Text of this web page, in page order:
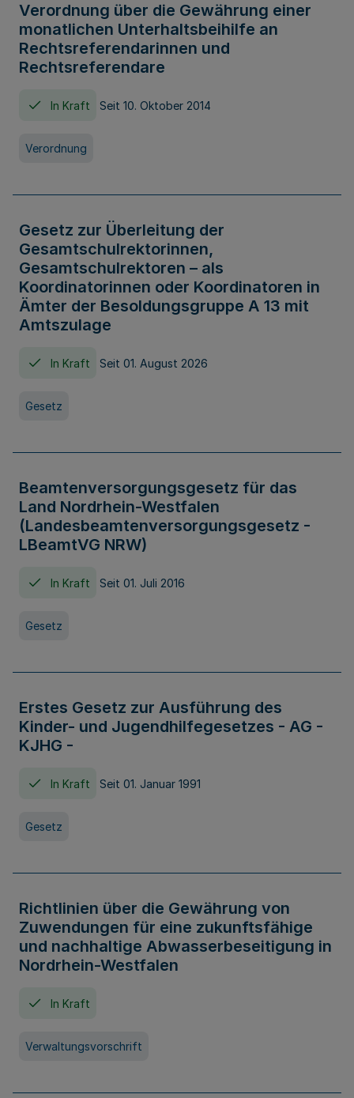
Verordnung über die Gewährung einer
monatlichen Unterhaltsbeihilfe an
Rechtsreferendarinnen und
Rechtsreferendare
In Kraft Seit 10. Oktober 2014
Verordnung
Gesetz zur Überleitung der
Gesamtschulrektorinnen,
Gesamtschulrektoren – als
Koordinatorinnen oder Koordinatoren in
Ämter der Besoldungsgruppe A 13 mit
Amtszulage
In Kraft Seit 01. August 2026
Gesetz
Beamtenversorgungsgesetz für das
Land Nordrhein-Westfalen
(Landesbeamtenversorgungsgesetz -
LBeamtVG NRW)
In Kraft Seit 01. Juli 2016
Gesetz
Erstes Gesetz zur Ausführung des
Kinder- und Jugendhilfegesetzes - AG -
KJHG -
In Kraft Seit 01. Januar 1991
Gesetz
Richtlinien über die Gewährung von
Zuwendungen für eine zukunftsfähige
und nachhaltige Abwasserbeseitigung in
Nordrhein-Westfalen
In Kraft
Verwaltungsvorschrift